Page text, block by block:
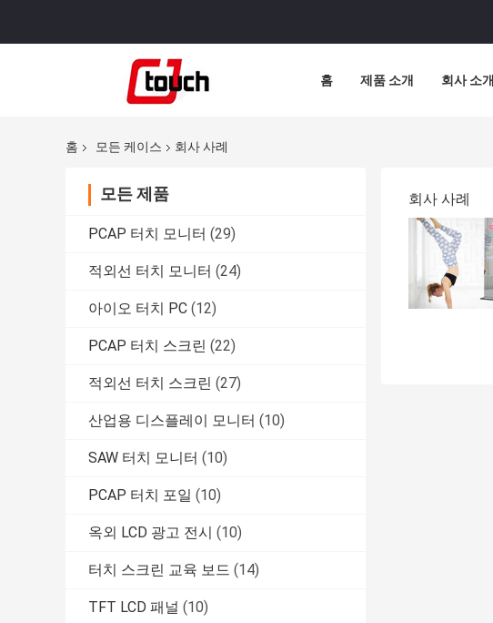
홈 제품 소개 회사 소개
홈 모든 케이스 회사 사례
모든 제품
PCAP 터치 모니터 (29)
적외선 터치 모니터 (24)
아이오 터치 PC (12)
PCAP 터치 스크린 (22)
적외선 터치 스크린 (27)
산업용 디스플레이 모니터 (10)
SAW 터치 모니터 (10)
PCAP 터치 포일 (10)
옥외 LCD 광고 전시 (10)
터치 스크린 교육 보드 (14)
TFT LCD 패널 (10)
회사 사례